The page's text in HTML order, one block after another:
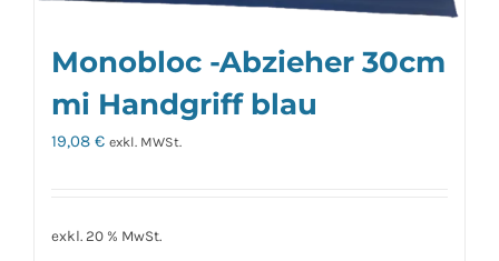
Monobloc -Abzieher 30cm
mi Handgriff blau
19,08 € exkl. MWSt.
exkl. 20 % MwSt.